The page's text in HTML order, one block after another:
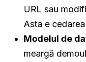
URL sau
Asta e
Modelul de
meargă